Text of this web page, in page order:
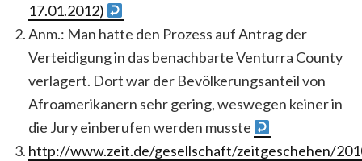
17.01.2012)
Anm.: Man hatte den Prozess auf Antrag der
Verteidigung in das benachbarte Venturra County
verlagert. Dort war der Bevölkerungsanteil von
Afroamerikanern sehr gering, weswegen keiner in
die Jury einberufen werden musste
http://www.zeit.de/gesellschaft/zeitgeschehen/